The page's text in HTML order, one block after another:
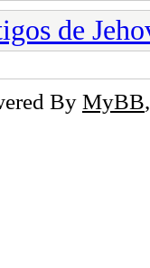
de
By MyBB